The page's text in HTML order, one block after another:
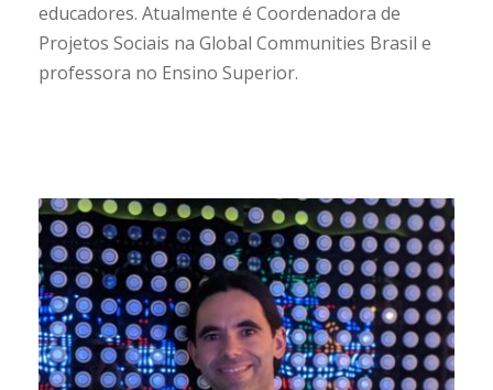
educadores. Atualmente é Coordenadora de
Projetos Sociais na Global Communities Brasil e
professora no Ensino Superior.